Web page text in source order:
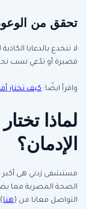
تحقق من
لا تنخدع بالدعايا
قصيرة أو تدّعي نسب
واقرأ ايضًا: كيف تختار
لماذا
الإدمان؟
مستشفى زدني هى أكبر
الصحة المصرية مما
التواصل معانا من ( هنا